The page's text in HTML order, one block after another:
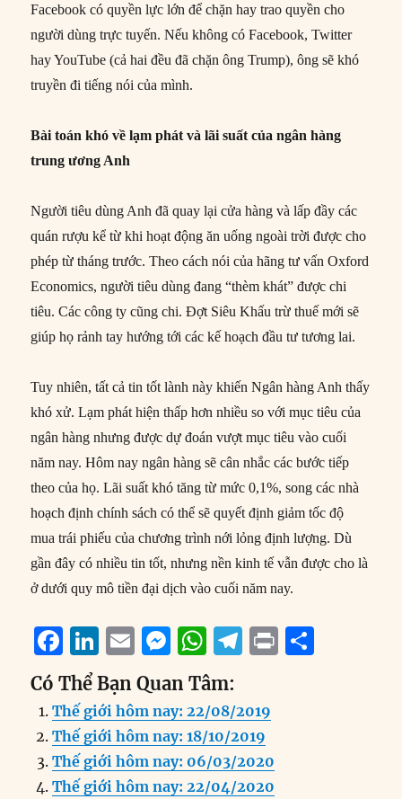
Facebook có quyền lực lớn để chặn hay trao quyền cho
người dùng trực tuyến. Nếu không có Facebook, Twitter
hay YouTube (cả hai đều đã chặn ông Trump), ông sẽ khó
truyền đi tiếng nói của mình.
Bài toán khó về lạm phát và lãi suất của ngân hàng
trung ương Anh
Người tiêu dùng Anh đã quay lại cửa hàng và lấp đầy các
quán rượu kể từ khi hoạt động ăn uống ngoài trời được cho
phép từ tháng trước. Theo cách nói của hãng tư vấn Oxford
Economics, người tiêu dùng đang “thèm khát” được chi
tiêu. Các công ty cũng chi. Đợt Siêu Khấu trừ thuế mới sẽ
giúp họ rảnh tay hướng tới các kế hoạch đầu tư tương lai.
Tuy nhiên, tất cả tin tốt lành này khiến Ngân hàng Anh thấy
khó xử. Lạm phát hiện thấp hơn nhiều so với mục tiêu của
ngân hàng nhưng được dự đoán vượt mục tiêu vào cuối
năm nay. Hôm nay ngân hàng sẽ cân nhắc các bước tiếp
theo của họ. Lãi suất khó tăng từ mức 0,1%, song các nhà
hoạch định chính sách có thể sẽ quyết định giảm tốc độ
mua trái phiếu của chương trình nới lỏng định lượng. Dù
gần đây có nhiều tin tốt, nhưng nền kinh tế vẫn được cho là
ở dưới quy mô tiền đại dịch vào cuối năm nay.
F
a
c
e
b
o
Li
n
k
e
d
I
E
m
ai
l
M
ss
e
n
g
W
h
at
s
A
p
T
e
g
r
a
P
Có Thể Bạn Quan Tâm:
Thế giới hôm nay: 22/08/2019
Thế giới hôm nay: 18/10/2019
Thế giới hôm nay: 06/03/2020
Thế giới hôm nay: 22/04/2020